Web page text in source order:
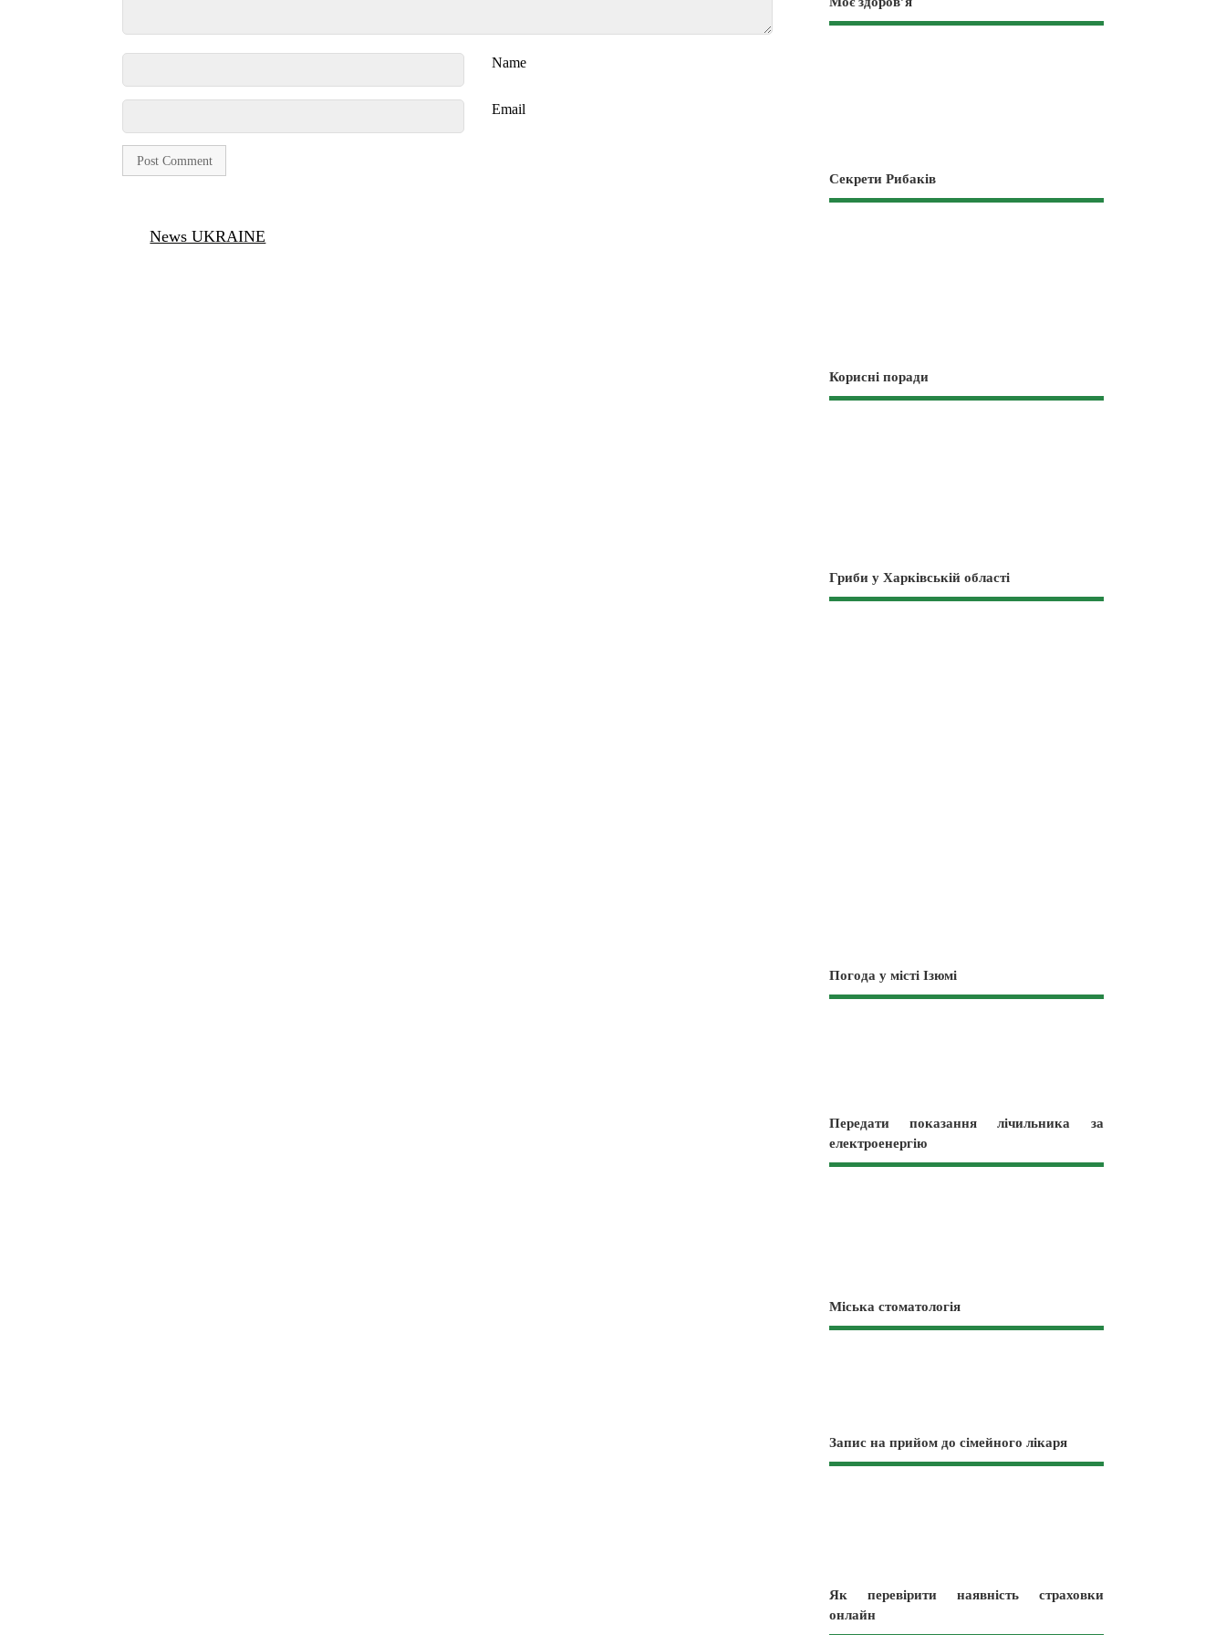
Name
Email
News UKRAINE
Секрети Рибаків
Корисні поради
Гриби у Харківській області
Погода у місті Ізюмі
Передати показання лічильника за
електроенергію
Міська стоматологія
Запис на прийом до сімейного лікаря
Як перевірити наявність страховки
онлайн